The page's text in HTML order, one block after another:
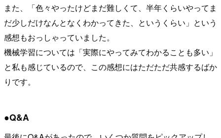
また、「色々やったけどまだ難しくて、半年くらいやってま
だ少しだけなんとなくわかってきた、というくらい」という
感想もおっしゃっていました。
機械学習については「実際にやってみてわかることも多い」
と私も感じているので、この感想にはただただ共感するばか
りです。
●Q&A